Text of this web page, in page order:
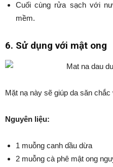
Cuối cùng rửa sạch với
mềm.
6. Sử dụng với mật ong
Mặt nạ này sẽ giúp da săn
Nguyên liệu:
1 muỗng canh dầu dừa
2 muỗng cà phê mật ong